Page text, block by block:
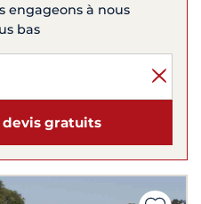
engageons à nous
bas
devis gratuits